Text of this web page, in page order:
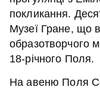
покликання.
Музеї Гране, що
образотворчого
18-річного Поля.
На авеню Поля